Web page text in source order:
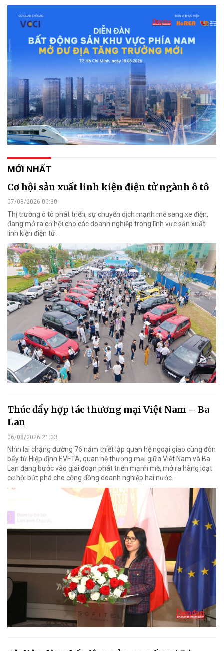
MỚI NHẤT
Cơ hội sản xuất linh kiện điện tử ngành ô tô
07/08/2026 00:30
Thị trường ô tô phát triển, sự chuyển dịch mạnh mẽ sang xe điện,
đang mở ra cơ hội cho các doanh nghiệp trong lĩnh vực sản xuất
linh kiện điện tử.
Thúc đẩy hợp tác thương mại Việt Nam – Ba
Lan
06/08/2026 21:33
Nhìn lại chặng đường 76 năm thiết lập quan hệ ngoại giao cùng đòn
bẩy từ Hiệp định EVFTA, quan hệ thương mại giữa Việt Nam và Ba
Lan đang bước vào giai đoạn phát triển mạnh mẽ, mở ra hàng loạt
cơ hội bứt phá cho cộng đồng doanh nghiệp hai nước.